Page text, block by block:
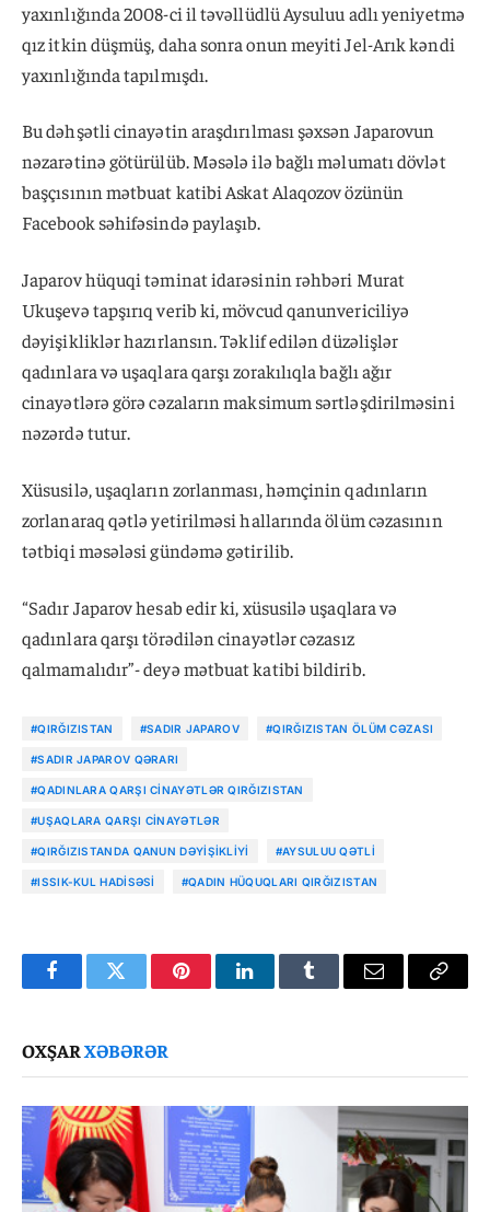
yaxınlığında 2008-ci il təvəllüdlü Aysuluu adlı yeniyetmə
qız itkin düşmüş, daha sonra onun meyiti Jel-Arık kəndi
yaxınlığında tapılmışdı.
Bu dəhşətli cinayətin araşdırılması şəxsən Japarovun
nəzarətinə götürülüb. Məsələ ilə bağlı məlumatı dövlət
başçısının mətbuat katibi Askat Alaqozov özünün
Facebook səhifəsində paylaşıb.
Japarov hüquqi təminat idarəsinin rəhbəri Murat
Ukuşevə tapşırıq verib ki, mövcud qanunvericiliyə
dəyişikliklər hazırlansın. Təklif edilən düzəlişlər
qadınlara və uşaqlara qarşı zorakılıqla bağlı ağır
cinayətlərə görə cəzaların maksimum sərtləşdirilməsini
nəzərdə tutur.
Xüsusilə, uşaqların zorlanması, həmçinin qadınların
zorlanaraq qətlə yetirilməsi hallarında ölüm cəzasının
tətbiqi məsələsi gündəmə gətirilib.
“Sadır Japarov hesab edir ki, xüsusilə uşaqlara və
qadınlara qarşı törədilən cinayətlər cəzasız
qalmamalıdır”- deyə mətbuat katibi bildirib.
#QIRĞIZISTAN #SADIR JAPAROV #QIRĞIZISTAN ÖLÜM CƏZASI
#SADIR JAPAROV QƏRARI
#QADINLARA QARŞI CINAYƏTLƏR QIRĞIZISTAN
#UŞAQLARA QARŞI CINAYƏTLƏR
#QIRĞIZISTANDA QANUN DƏYIŞIKLIYI #AYSULUU QƏTLI
#ISSIK-KUL HADISƏSI #QADIN HÜQUQLARI QIRĞIZISTAN
FacebookTwitter PinterestLinkedInTumblr Email
Copy
OXŞARXƏBƏRƏR